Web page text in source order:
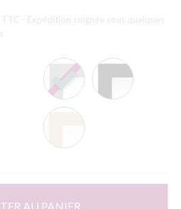
- Expédition soignée sous quelques
AU PANIER